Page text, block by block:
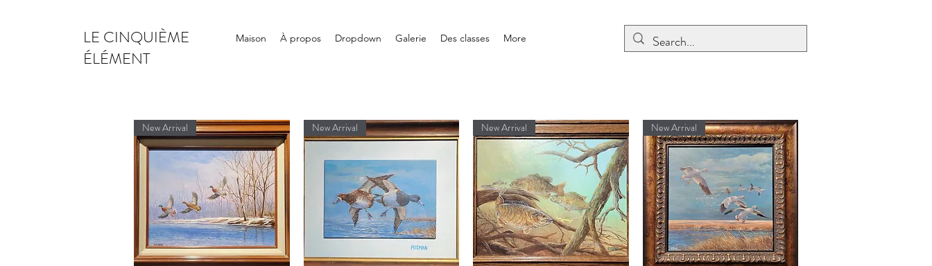
LE CINQUIÈME
ÉLÉMENT
Maison À propos Dropdown Galerie Des classes More
New Arrival New Arrival New Arrival New Arrival